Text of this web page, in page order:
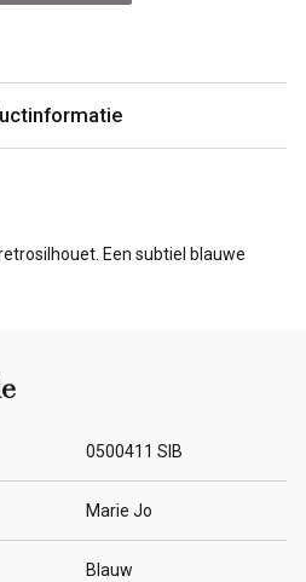
Een subtiel blauwe
0500411 SIB
Marie Jo
Blauw